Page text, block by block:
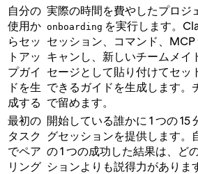
自分の
使用か
らセッ
トアッ
プガイ
ドを生
成する
実際の時間を費やしたプロジ
onboarding を実行します。
セッション、コマンド、MCP
キャンし、新しいチームメイ
セージとして貼り付けてセッ
できるガイドを生成します。
で留めます。
最初の
タスク
でペア
リング
開始している誰かに 1 つの 15
グセッションを提供します。
の 1 つの成功した結果は、ど
ションよりも説得力がありま